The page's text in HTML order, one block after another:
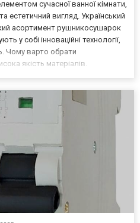
сучасної ванної кімнати,
естетичний вигляд. Український
асортимент рушникосушарок
у собі інноваційні технології,
Чому варто обрати
якість матеріалів.